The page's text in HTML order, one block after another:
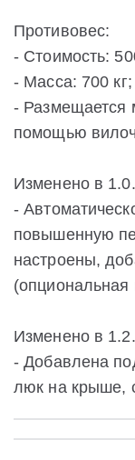
Противовес:
- Стоимость:
- Масса: 700 кг;
- Размещается
помощью
Изменено в
-
повышенную
настроены,
(опциональная
Изменено в
- Добавлена
люк на крыше,